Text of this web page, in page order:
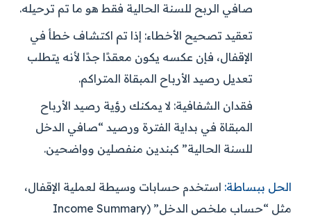
صافي الربح للسنة الحالية فقط هو ما تم ترحيله.
تعقيد تصحيح الأخطاء: إذا تم اكتشاف خطأ في
الإقفال، فإن عكسه يكون معقدًا جدًا لأنه يتطلب
تعديل رصيد الأرباح المبقاة المتراكم.
فقدان الشفافية: لا يمكنك رؤية رصيد الأرباح
المبقاة في بداية الفترة ورصيد “صافي الدخل
للسنة الحالية” كبندين منفصلين وواضحين.
الحل ببساطة: استخدم حسابات وسيطة لعملية الإقفال،
مثل “حساب ملخص الدخل” (Income Summary